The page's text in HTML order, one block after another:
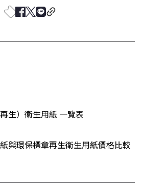
生）衛生用紙 一覽表
與環保標章再生衛生用紙價格比較